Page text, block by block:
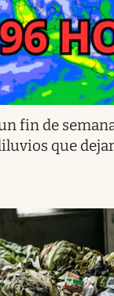
fin de
que